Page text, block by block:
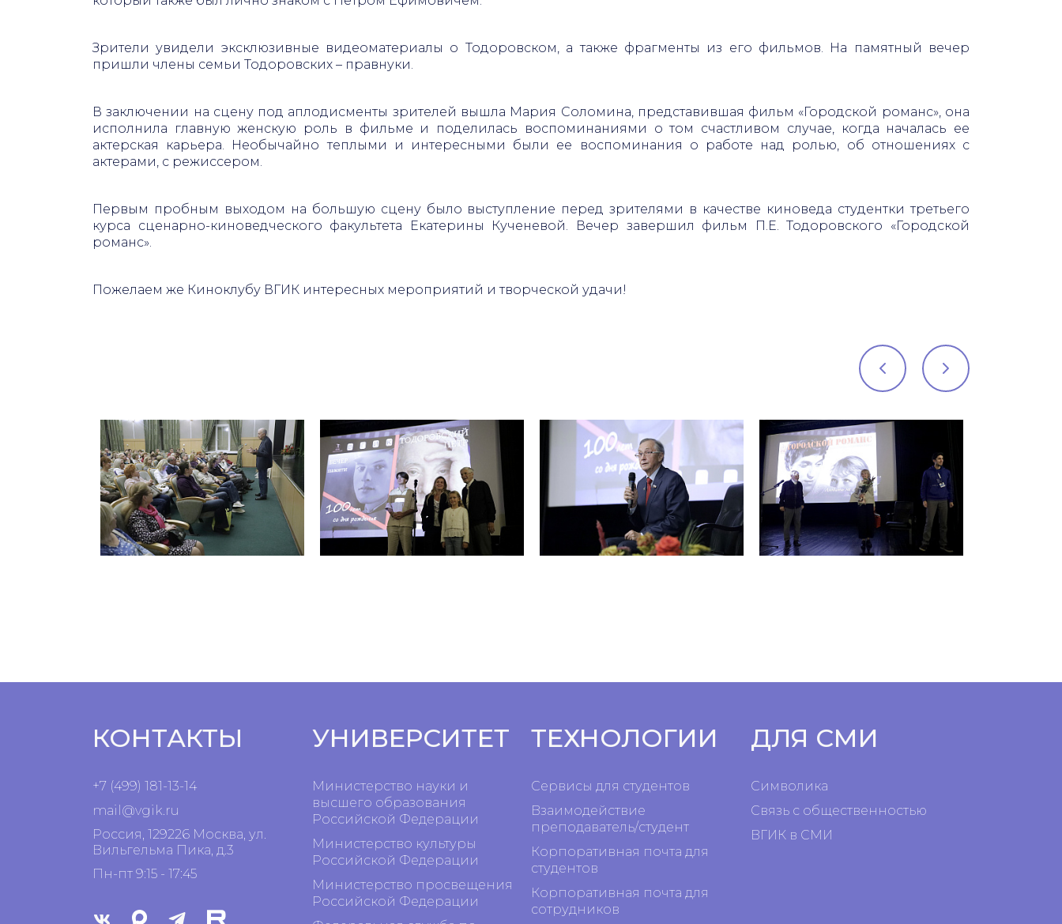
Зрители увидели эксклюзивные видеоматериалы о Тодоровском, а также фрагменты из его фильмов. На памятный вечер
пришли члены семьи Тодоровских – правнуки.
В заключении на сцену под аплодисменты зрителей вышла Мария Соломина, представившая фильм «Городской романс», она
исполнила главную женскую роль в фильме и поделилась воспоминаниями о том счастливом случае, когда началась ее
актерская карьера. Необычайно теплыми и интересными были ее воспоминания о работе над ролью, об отношениях с
актерами, с режиссером.
Первым пробным выходом на большую сцену было выступление перед зрителями в качестве киноведа студентки третьего
курса сценарно-киноведческого факультета Екатерины Кученевой. Вечер завершил фильм П.Е. Тодоровского «Городской
романс».
Пожелаем же Киноклубу ВГИК интересных мероприятий и творческой удачи!
КОНТАКТЫ
+7 (499) 181-13-14
mail@vgik.ru
Россия, 129226 Москва, ул.
Вильгельма Пика, д.3
Пн-пт 9:15 - 17:45
УНИВЕРСИТЕТ
Министерство науки и
высшего образования
Российской Федерации
Министерство культуры
Российской Федерации
Министерство просвещения
Российской Федерации
ТЕХНОЛОГИИ
Сервисы для студентов
Взаимодействие
преподаватель/студент
Корпоративная почта для
студентов
Корпоративная почта для
сотрудников
ДЛЯ СМИ
Символика
Связь с общественностью
ВГИК в СМИ